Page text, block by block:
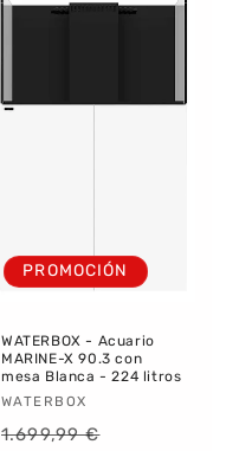
PROMOCIÓN
WATERBOX - Acuario
MARINE-X 90.3 con
mesa Blanca - 224 litros
Proveedor:
WATERBOX
Precio
1.699,99 €